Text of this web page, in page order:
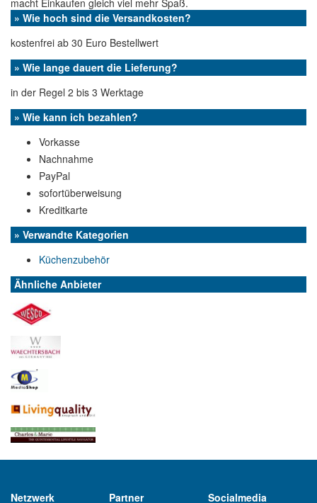
macht Einkaufen gleich viel mehr Spaß.
» Wie hoch sind die Versandkosten?
kostenfrei ab 30 Euro Bestellwert
» Wie lange dauert die Lieferung?
in der Regel 2 bis 3 Werktage
» Wie kann ich bezahlen?
Vorkasse
Nachnahme
PayPal
sofortüberweisung
Kreditkarte
» Verwandte Kategorien
Küchenzubehör
Ähnliche Anbieter
Netzwerk Partner Socialmedia